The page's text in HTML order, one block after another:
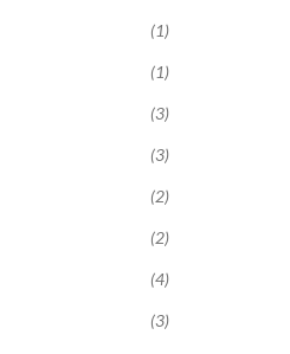
(1)
(1)
(3)
(3)
(2)
(2)
(4)
(3)